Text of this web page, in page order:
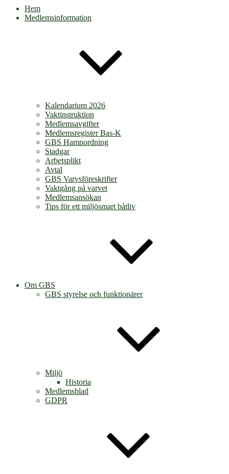
Hem
Medlemsinformation
Kalendarium 2026
Vaktinstruktion
Medlemsavgifter
Medlemsregister Bas-K
GBS Hamnordning
Stadgar
Arbetsplikt
Avtal
GBS Varvsföreskrifter
Vaktgång på varvet
Medlemsansökan
Tips för ett miljösmart båtliv
Om GBS
GBS styrelse och funktionärer
Miljö
Historia
Medlemsblad
GDPR